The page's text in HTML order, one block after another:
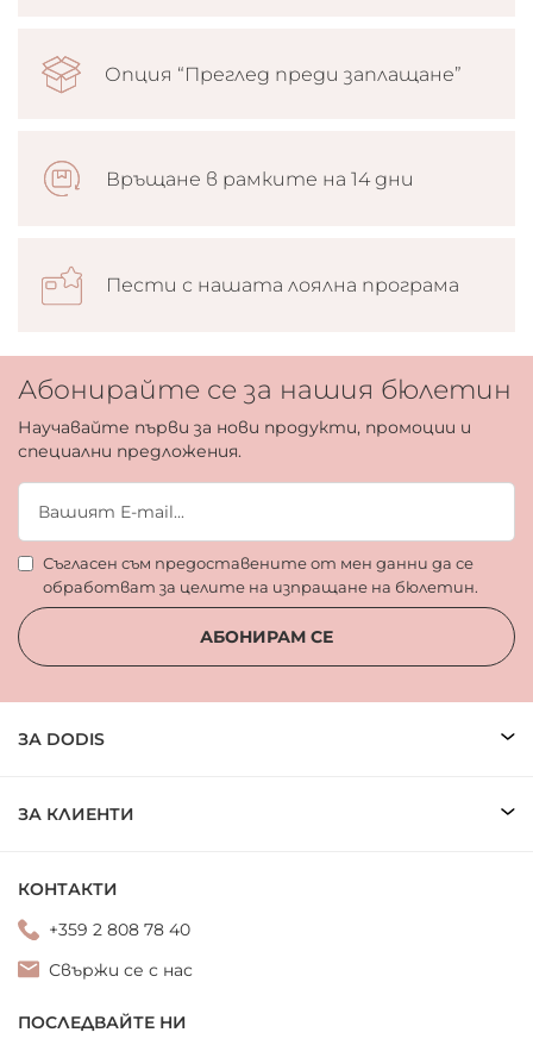
Опция “Преглед преди заплащане”
Връщане в рамките на 14 дни
Пести с нашата лоялна програма
Абонирайте се за нашия бюлетин
Научавайте първи за нови продукти, промоции и
специални предложения.
Съгласен съм предоставените от мен данни да се
обработват за целите на изпращане на бюлетин.
АБОНИРАМ СЕ
ЗА DODIS
ЗА КЛИЕНТИ
КОНТАКТИ
+359 2 808 78 40
Свържи се с нас
ПОСЛЕДВАЙТЕ НИ